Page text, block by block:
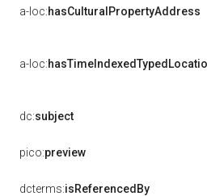
a-loc:hasCulturalPropertyAddress
a-loc:
dc:subject
pico:preview
dcterms:isReferencedBy